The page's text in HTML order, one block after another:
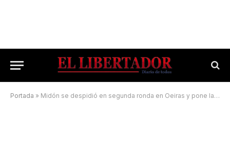
Portada » Midón se despidió en segunda ronda en Oeiras y pone la mira en Roland Garros